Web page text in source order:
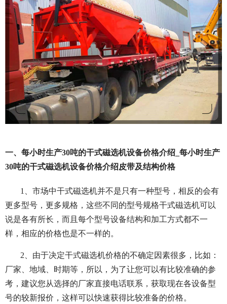
一、每小时生产30吨的干式磁选机设备价格介绍_每小时生产
30吨的干式磁选机设备价格介绍皮带及结构价格
1、市场中干式磁选机并不是只有一种型号，相反的会有
更多型号，更多规格，这些不同的型号规格干式磁选机可以
说是各有所长，而且每个型号设备结构和加工方式都不一
样，相应的价格也是不一样的。
2、由于决定干式磁选机价格的不确定因素很多，比如：
厂家、地域、时期等，所以，为了让您可以有比较准确的参
考，建议您从选择的厂家直接电话联系，获取现在各设备型
号的较新报价，这样可以快速获得比较准备的价格。